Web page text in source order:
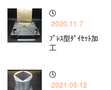
2020.11.7
ﾌﾟﾚｽ型ﾀﾞｲｾｯﾄ加
工
2021.05.12